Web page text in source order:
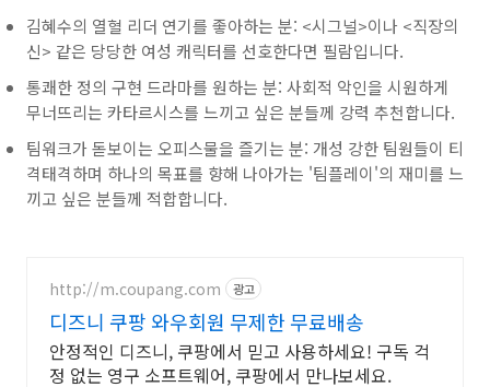
김혜수의 열혈 리더 연기를 좋아하는 분: <시그널>이나 <직장의
신> 같은 당당한 여성 캐릭터를 선호한다면 필람입니다.
통쾌한 정의 구현 드라마를 원하는 분: 사회적 악인을 시원하게
무너뜨리는 카타르시스를 느끼고 싶은 분들께 강력 추천합니다.
팀워크가 돋보이는 오피스물을 즐기는 분: 개성 강한 팀원들이 티
격태격하며 하나의 목표를 향해 나아가는 '팀플레이'의 재미를 느
끼고 싶은 분들께 적합합니다.
http://m.coupang.com 광고
디즈니 쿠팡 와우회원 무제한 무료배송
안정적인 디즈니, 쿠팡에서 믿고 사용하세요! 구독 걱
정 없는 영구 소프트웨어, 쿠팡에서 만나보세요.